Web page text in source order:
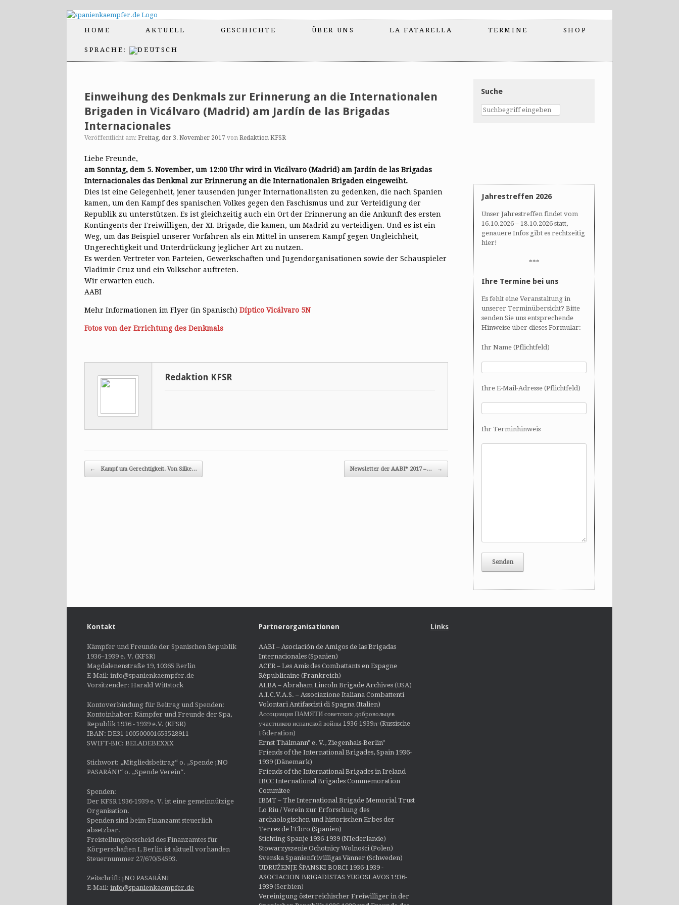
HOME AKTUELL GESCHICHTE ÜBER UNS LA FATARELLA TERMINE SHOP
SPRACHE:
Einweihung des Denkmals zur Erinnerung an die Internationalen
Brigaden in Vicálvaro (Madrid) am Jardín de las Brigadas
Internacionales
Veröffentlicht am: Freitag, der 3. November 2017 von Redaktion KFSR
Liebe Freunde,
am Sonntag, dem 5. November, um 12:00 Uhr wird in Vicálvaro (Madrid) am Jardín de las Brigadas
Internacionales das Denkmal zur Erinnerung an die Internationalen Brigaden eingeweiht.
Dies ist eine Gelegenheit, jener tausenden junger Internationalisten zu gedenken, die nach Spanien
kamen, um den Kampf des spanischen Volkes gegen den Faschismus und zur Verteidigung der
Republik zu unterstützen. Es ist gleichzeitig auch ein Ort der Erinnerung an die Ankunft des ersten
Kontingents der Freiwilligen, der XI. Brigade, die kamen, um Madrid zu verteidigen. Und es ist ein
Weg, um das Beispiel unserer Vorfahren als ein Mittel in unserem Kampf gegen Ungleichheit,
Ungerechtigkeit und Unterdrückung jeglicher Art zu nutzen.
Es werden Vertreter von Parteien, Gewerkschaften und Jugendorganisationen sowie der Schauspieler
Vladimir Cruz und ein Volkschor auftreten.
Wir erwarten euch.
AABI
Mehr Informationen im Flyer (in Spanisch) Díptico Vicálvaro 5N
Fotos von der Errichtung des Denkmals
Redaktion KFSR
Post navigation
← Kampf um Gerechtigkeit. Von Silke… Newsletter der AABI* 2017 –… →
Suche
Jahrestreffen 2026
Unser Jahrestreffen findet vom
16.10.2026 – 18.10.2026 statt,
genauere Infos gibt es rechtzeitig
hier!
***
Ihre Termine bei uns
Es fehlt eine Veranstaltung in
unserer Terminübersicht? Bitte
senden Sie uns entsprechende
Hinweise über dieses Formular:
Ihr Name (Pflichtfeld)
Ihre E-Mail-Adresse (Pflichtfeld)
Ihr Terminhinweis
Kontakt
Kämpfer und Freunde der Spanischen Republik
1936–1939 e. V. (KFSR)
Magdalenenstraße 19, 10365 Berlin
E-Mail: info@spanienkaempfer.de
Vorsitzender: Harald Wittstock
Kontoverbindung für Beitrag und Spenden:
Kontoinhaber: Kämpfer und Freunde der Spa,
Republik 1936 - 1939 e.V. (KFSR)
IBAN: DE31 100500001653528911
SWIFT-BIC: BELADEBEXXX
Stichwort: „Mitgliedsbeitrag“ o. „Spende ¡NO
PASARÁN!“ o. „Spende Verein“.
Spenden:
Der KFSR 1936-1939 e. V. ist eine gemeinnützige
Organisation.
Spenden sind beim Finanzamt steuerlich
absetzbar.
Freistellungsbescheid des Finanzamtes für
Körperschaften I, Berlin ist aktuell vorhanden
Steuernummer 27/670/54593.
Zeitschrift: ¡NO PASARÁN!
E-Mail: info@spanienkaempfer.de
Partnerorganisationen
AABI – Asociación de Amigos de las Brigadas
Internacionales (Spanien)
ACER – Les Amis des Combattants en Espagne
Républicaine (Frankreich)
ALBA – Abraham Lincoln Brigade Archives(USA)
A.I.C.V.A.S. – Associazione Italiana Combattenti
Volontari Antifascisti di Spagna (Italien)
Ассоциация ПАМЯТИ советских добровольцев
участников испанской войны 1936-1939гг (Russische
Föderation)
Ernst Thälmann" e. V., Ziegenhals-Berlin"
Friends of the International Brigades, Spain 1936-
1939 (Dänemark)
Friends of the International Brigades in Ireland
IBCC International Brigades Commemoration
Commitee
IBMT – The International Brigade Memorial Trust
Lo Riu / Verein zur Erforschung des
archäologischen und historischen Erbes der
Terres de l'Ebro (Spanien)
Stichting Spanje 1936-1939 (NIederlande)
Stowarzyszenie Ochotnicy Wolności (Polen)
Svenska Spanienfrivilligas Vänner (Schweden)
UDRUŽENJE ŠPANSKI BORCI 1936-1939 -
ASOCIACION BRIGADISTAS YUGOSLAVOS 1936-
1939(Serbien)
Vereinigung österreichischer Freiwilliger in der
Links